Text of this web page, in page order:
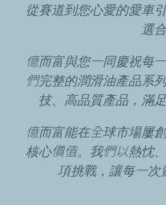
從賽道到您心愛的愛車
選
億而富與您一同慶祝每
們完整的潤滑油產品系
技、高品質產品，滿
億而富能在全球市場屢
核心價值。我們以熱忱
項挑戰，讓每一次